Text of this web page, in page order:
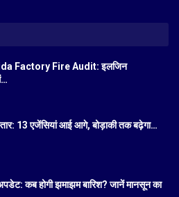
Factory Fire Audit: इलजिन
13 एजेंसियां आई आगे, बोड़ाकी तक बढ़ेगा…
कब होगी झमाझम बारिश? जानें मानसून का